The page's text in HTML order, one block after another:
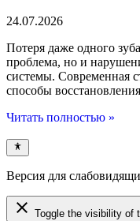
24.07.2026
Потеря даже одного
проблема, но и
системы. Современная
способы
Читать полностью »
Версия для
close Toggle the visibility of